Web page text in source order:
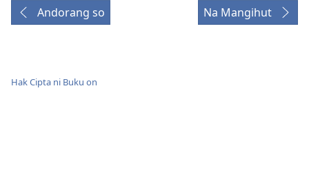
Andorang so Na Mangihut
Hak Cipta ni Buku on